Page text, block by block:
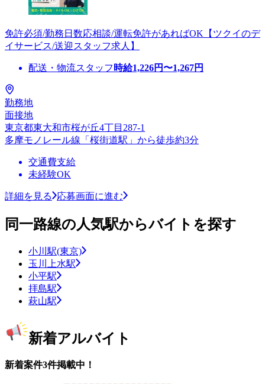
免許必須/勤務日数応相談/運転免許があればOK【ツクイのデ
イサービス/送迎スタッフ求人】
配送・物流スタッフ 時給1,226円〜1,267円
勤務地
面接地
東京都東大和市桜が丘4丁目287-1
多摩モノレール線「桜街道駅」から徒歩約3分
交通費支給
未経験OK
詳細を見る 応募画面に進む
同一路線の人気駅からバイトを探す
小川駅(東京)
玉川上水駅
小平駅
拝島駅
萩山駅
新着アルバイト
新着案件3件掲載中！